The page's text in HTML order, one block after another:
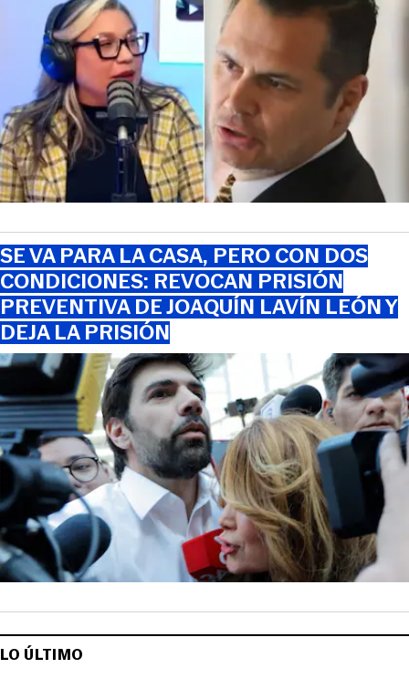
SE VA PARA LA CASA, PERO CON DOS
CONDICIONES: REVOCAN PRISIÓN
PREVENTIVA DE JOAQUÍN LAVÍN LEÓN Y
DEJA LA PRISIÓN
LO ÚLTIMO